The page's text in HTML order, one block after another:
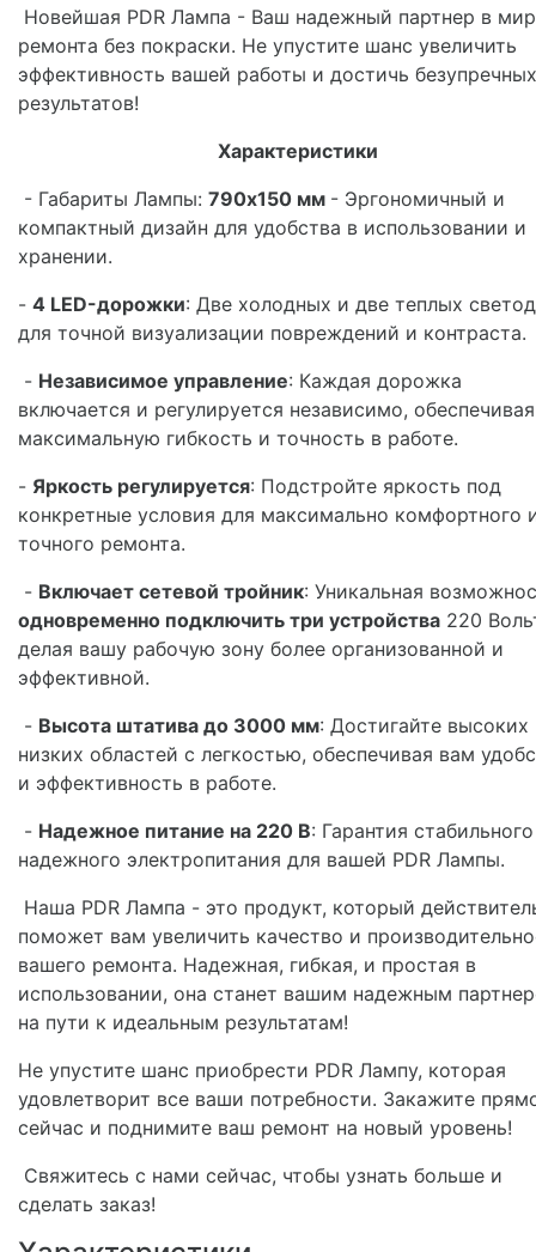
Новейшая PDR Лампа - Ваш надежный партнер в
ремонта без покраски. Не упустите шанс увеличить
эффективность вашей работы и достичь безупречных
результатов!
Характеристики
- Габариты Лампы: 790x150 мм - Эргономичный и
компактный дизайн для удобства в использовании и
хранении.
- 4 LED-дорожки: Две холодных и две теплых
для точной визуализации повреждений и контраста.
- Независимое управление: Каждая дорожка
включается и регулируется независимо, обеспечивая
максимальную гибкость и точность в работе.
- Яркость регулируется: Подстройте яркость под
конкретные условия для максимально комфортного
точного ремонта.
- Включает сетевой тройник: Уникальная
одновременно подключить три устройства 220
делая вашу рабочую зону более организованной и
эффективной.
- Высота штатива до 3000 мм: Достигайте высоких
низких областей с легкостью, обеспечивая вам
и эффективность в работе.
- Надежное питание на 220 В: Гарантия
надежного электропитания для вашей PDR Лампы.
Наша PDR Лампа - это продукт, который
поможет вам увеличить качество и
вашего ремонта. Надежная, гибкая, и простая в
использовании, она станет вашим надежным
на пути к идеальным результатам!
Не упустите шанс приобрести PDR Лампу, которая
удовлетворит все ваши потребности. Закажите
сейчас и поднимите ваш ремонт на новый уровень!
Свяжитесь с нами сейчас, чтобы узнать больше и
сделать заказ!